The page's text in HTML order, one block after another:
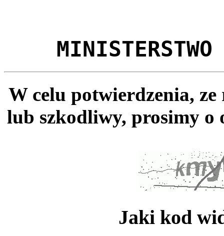
MINISTERSTWO
W celu potwierdzenia,
lub szkodliwy, prosimy o
Jaki kod